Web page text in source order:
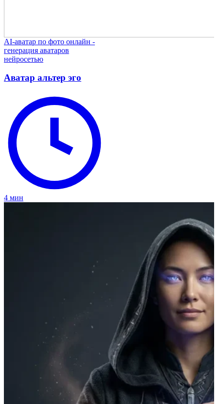
AI-аватар по фото онлайн -
генерация аватаров
нейросетью
Аватар альтер эго
4 мин